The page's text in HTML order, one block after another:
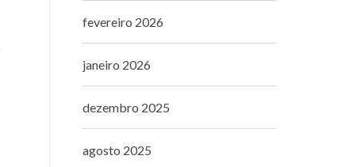
fevereiro 2026
janeiro 2026
dezembro 2025
agosto 2025